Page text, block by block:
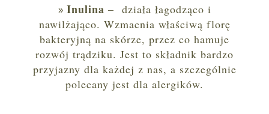
Inulina – działa łagodząco i
nawilżająco. Wzmacnia właściwą florę
bakteryjną na skórze, przez co hamuje
rozwój trądziku. Jest to składnik bardzo
przyjazny dla każdej z nas, a szczególnie
polecany jest dla alergików.